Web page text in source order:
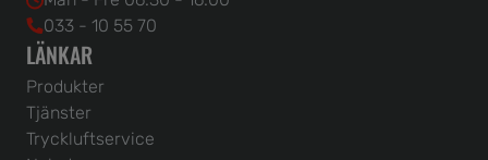
033 - 10 55 70
LÄNKAR
Produkter
Tjänster
Tryckluftservice